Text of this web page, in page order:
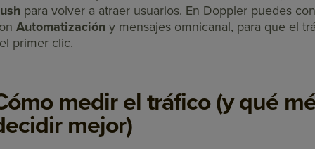
para volver a atraer usuarios. En Doppler puedes
Automatización y mensajes omnicanal, para que el
primer clic.
medir el tráfico (y qué
mejor)